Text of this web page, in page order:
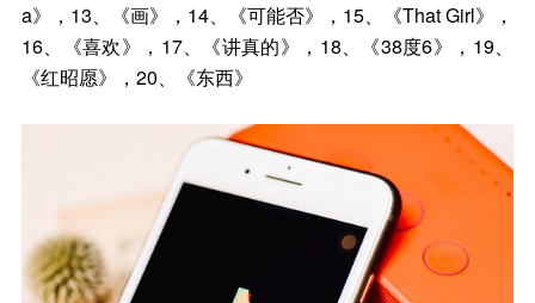
a》，13、《画》，14、《可能否》，15、《That Girl》，
16、《喜欢》，17、《讲真的》，18、《38度6》，19、
《红昭愿》，20、《东西》